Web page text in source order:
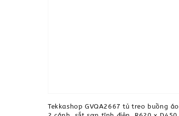
Tekkashop GVQA2667 tủ treo buồng áo